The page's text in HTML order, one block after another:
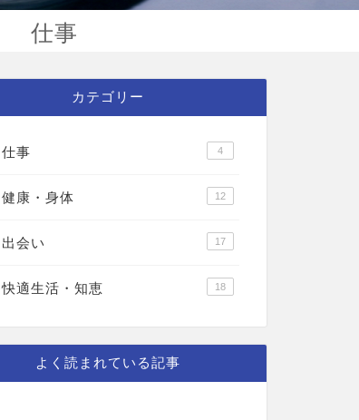
仕事
カテゴリー
仕事 4
健康・身体 12
出会い 17
快適生活・知恵 18
よく読まれている記事